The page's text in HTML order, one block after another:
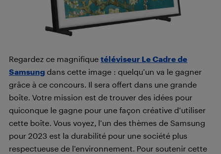
Regardez ce magnifique téléviseur Le Cadre de
Samsung dans cette image : quelqu’un va le gagner
grâce à ce concours. Il sera offert dans une grande
boîte. Votre mission est de trouver des idées pour
quiconque le gagne pour une façon créative d’utiliser
cette boîte. Vous voyez, l’un des thèmes de Samsung
pour 2023 est la durabilité pour une société plus
respectueuse de l’environnement. Pour soutenir cette